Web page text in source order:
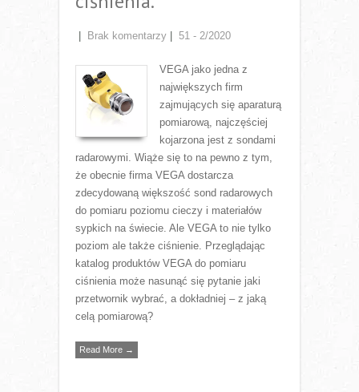
Brak komentarzy 51 - 2/2020
VEGA jako jedna z
największych firm
zajmujących się aparaturą
pomiarową, najczęściej
kojarzona jest z sondami
radarowymi. Wiąże się to na pewno z tym,
że obecnie firma VEGA dostarcza
zdecydowaną większość sond radarowych
do pomiaru poziomu cieczy i materiałów
sypkich na świecie. Ale VEGA to nie tylko
poziom ale także ciśnienie. Przeglądając
katalog produktów VEGA do pomiaru
ciśnienia może nasunąć się pytanie jaki
przetwornik wybrać, a dokładniej – z jaką
celą pomiarową?
Read More →